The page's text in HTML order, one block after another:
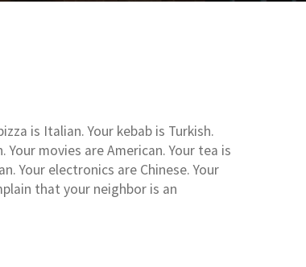
is Italian. Your kebab is Turkish.
Your movies are American. Your tea is
Your electronics are Chinese. Your
that your neighbor is an